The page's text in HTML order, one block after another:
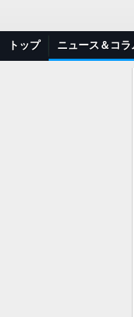
トップ ニュース＆コラ